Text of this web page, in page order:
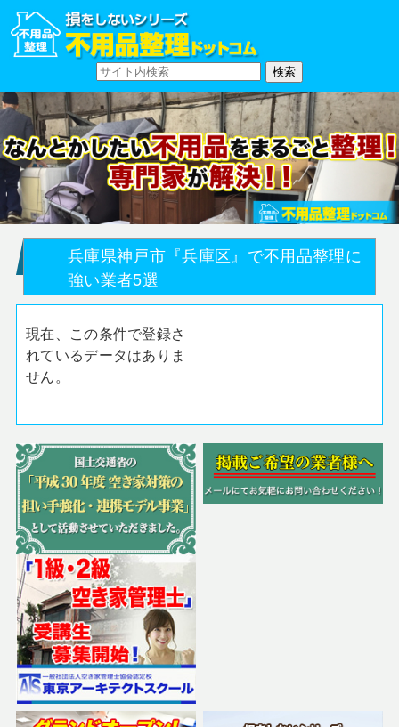
兵庫県神戸市『兵庫区』で不用品整理に
強い業者5選
現在、この条件で登録さ
れているデータはありま
せん。